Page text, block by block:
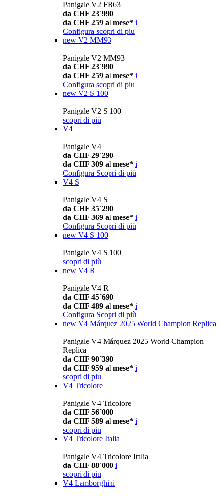
Panigale V2 FB63
da CHF 23´990
da CHF 259 al mese* i
Configura scopri di piu
new V2 MM93
Panigale V2 MM93
da CHF 23´990
da CHF 259 al mese* i
Configura scopri di piu
new V2 S 100
Panigale V2 S 100
scopri di più
V4
Panigale V4
da CHF 29´290
da CHF 309 al mese* i
Configura Scopri di più
V4 S
Panigale V4 S
da CHF 35´290
da CHF 369 al mese* i
Configura Scopri di più
new V4 S 100
Panigale V4 S 100
scopri di più
new V4 R
Panigale V4 R
da CHF 45´690
da CHF 489 al mese* i
Configura Scopri di più
new V4 Márquez 2025 World Champion Replica
Panigale V4 Márquez 2025 World Champion
Replica
da CHF 90´390
da CHF 959 al mese* i
scopri di piu
V4 Tricolore
Panigale V4 Tricolore
da CHF 56´000
da CHF 589 al mese* i
scopri di piu
V4 Tricolore Italia
Panigale V4 Tricolore Italia
da CHF 88´000 i
scopri di piu
V4 Lamborghini